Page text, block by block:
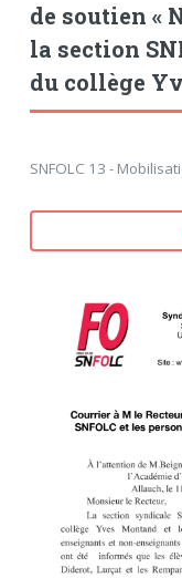
de soutien «
la section
du collège
SNFOLC 13 -